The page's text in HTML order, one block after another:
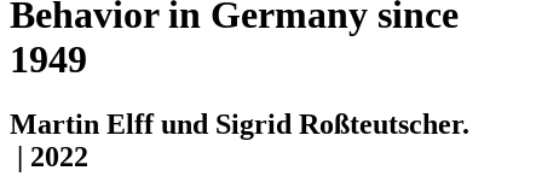
Behavior in Germany since
1949
Martin Elff und Sigrid Roßteutscher.
| 2022